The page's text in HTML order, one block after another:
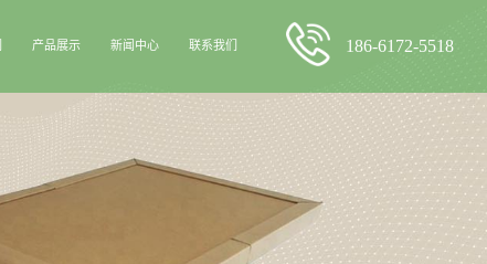
产品展示 新闻中心 联系我们 186-6172-5518